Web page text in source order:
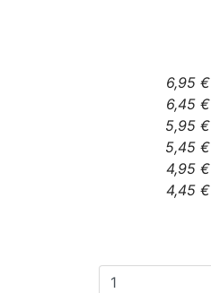
6,95 €
6,45 €
5,95 €
5,45 €
4,95 €
4,45 €